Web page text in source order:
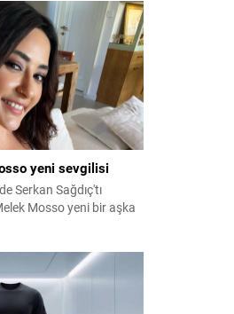
yeni sevgilisi
Serkan Sağdıç'tı
Mosso yeni bir aşka